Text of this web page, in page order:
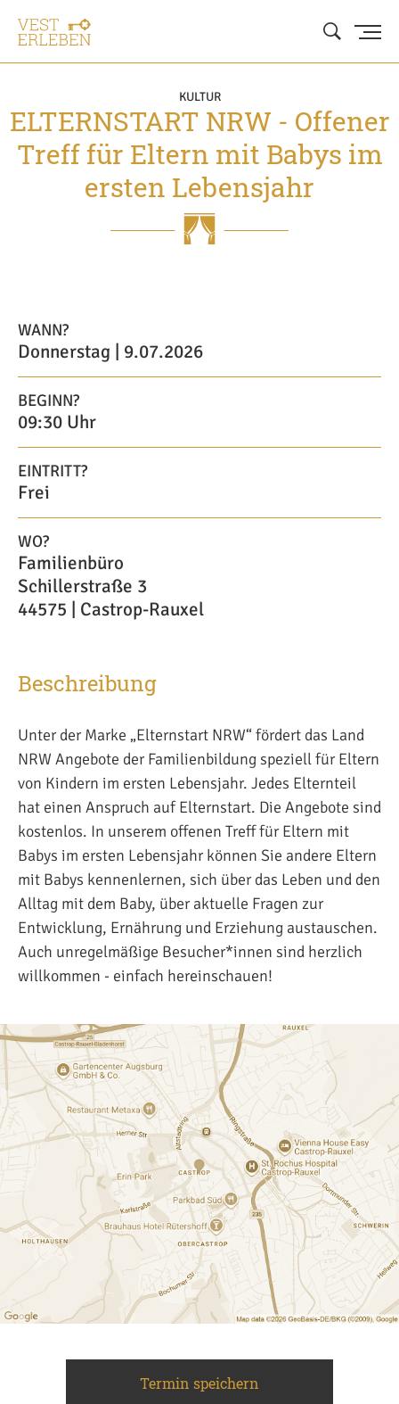
KULTUR
ELTERNSTART NRW - Offener
Treff für Eltern mit Babys im
ersten Lebensjahr
WANN?
Donnerstag | 9.07.2026
BEGINN?
09:30 Uhr
EINTRITT?
Frei
WO?
Familienbüro
Schillerstraße 3
44575 | Castrop-Rauxel
Beschreibung
Unter der Marke „Elternstart NRW“ fördert das Land
NRW Angebote der Familienbildung speziell für Eltern
von Kindern im ersten Lebensjahr. Jedes Elternteil
hat einen Anspruch auf Elternstart. Die Angebote sind
kostenlos. In unserem offenen Treff für Eltern mit
Babys im ersten Lebensjahr können Sie andere Eltern
mit Babys kennenlernen, sich über das Leben und den
Alltag mit dem Baby, über aktuelle Fragen zur
Entwicklung, Ernährung und Erziehung austauschen.
Auch unregelmäßige Besucher*innen sind herzlich
willkommen - einfach hereinschauen!
Termin speichern